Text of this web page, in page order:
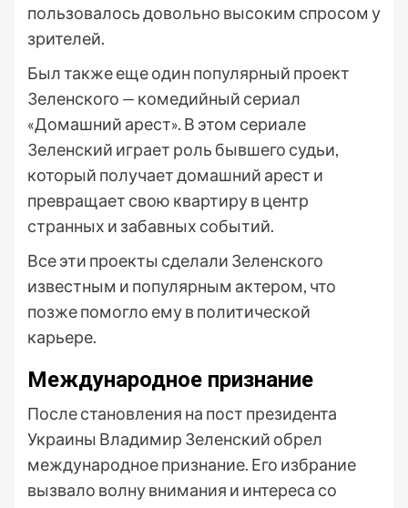
пользовалось довольно высоким спросом у
зрителей.
Был также еще один популярный проект
Зеленского — комедийный сериал
«Домашний арест». В этом сериале
Зеленский играет роль бывшего судьи,
который получает домашний арест и
превращает свою квартиру в центр
странных и забавных событий.
Все эти проекты сделали Зеленского
известным и популярным актером, что
позже помогло ему в политической
карьере.
Международное признание
После становления на пост президента
Украины Владимир Зеленский обрел
международное признание. Его избрание
вызвало волну внимания и интереса со